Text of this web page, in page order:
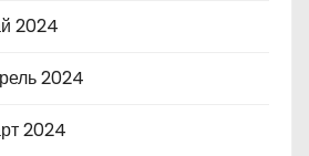
2024
2024
2024